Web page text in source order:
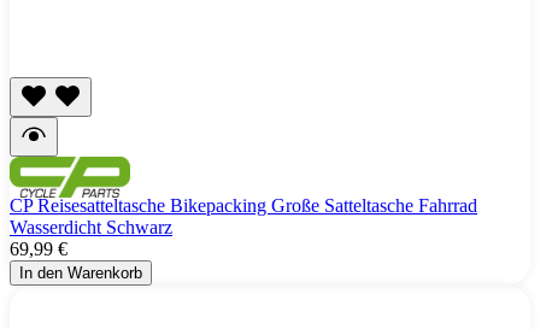
CP Reisesatteltasche Bikepacking Große Satteltasche Fahrrad
Wasserdicht Schwarz
69,99 €
In den Warenkorb